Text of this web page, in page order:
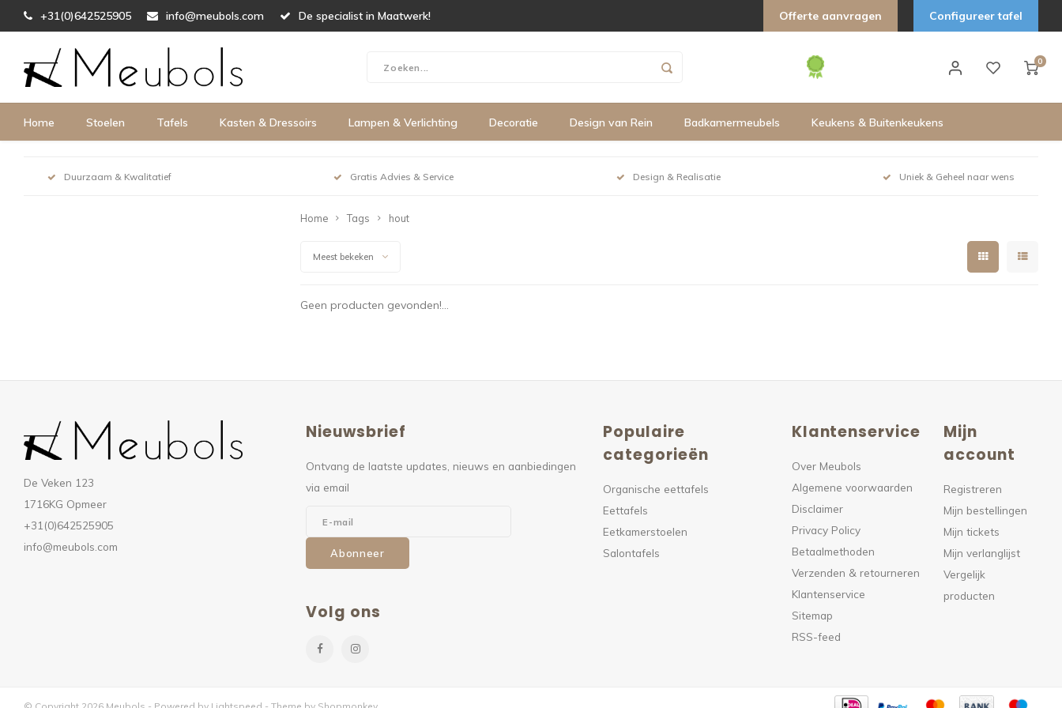
+31(0)642525905 info@meubols.com De specialist in Maatwerk! Offerte aanvragen Configureer tafel
0
Home Stoelen Tafels Kasten & Dressoirs Lampen & Verlichting Decoratie Design van Rein Badkamermeubels Keukens & Buitenkeukens
Duurzaam & Kwalitatief Gratis Advies & Service Design & Realisatie Uniek & Geheel naar wens
Home Tags hout
Meest bekeken
Geen producten gevonden!...
De Veken 123
1716KG Opmeer
+31(0)642525905
info@meubols.com
Nieuwsbrief
Ontvang de laatste updates, nieuws en aanbiedingen
via email
Abonneer
Volg ons
Populaire
categorieën
Organische eettafels
Eettafels
Eetkamerstoelen
Salontafels
Klantenservice
Over Meubols
Algemene voorwaarden
Disclaimer
Privacy Policy
Betaalmethoden
Verzenden & retourneren
Klantenservice
Sitemap
RSS-feed
Mijn
account
Registreren
Mijn bestellingen
Mijn tickets
Mijn verlanglijst
Vergelijk
producten